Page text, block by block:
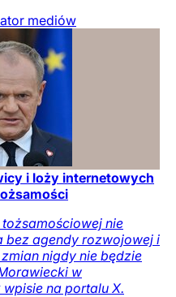
mediów
i loży internetowych
nie
bez agendy rozwojowej i
nigdy nie będzie
w
na portalu X.